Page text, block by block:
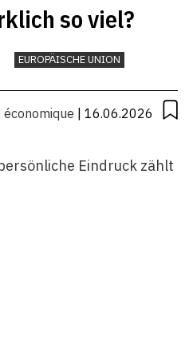
so viel?
EUROPÄISCHE UNION
| 16.06.2026